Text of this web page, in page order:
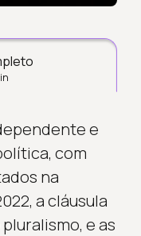
e
com
na
a cláusula
e as